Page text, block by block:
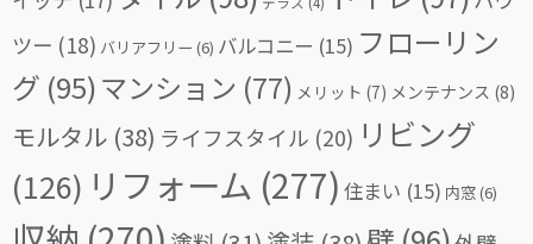
ツー (18) バリアフリー (6) バルコニー (15) フローリン
グ (95)マンション (77) メリット (7) メンテナンス (8)
モルタル (38) ライフスタイル (20) リビング
(126) リフォーム (277) 住まい (15) 内窓(6)